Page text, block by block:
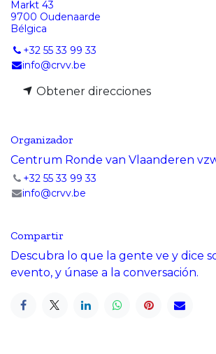
Markt 43
9700 Oudenaarde
Bélgica
+32 55 33 99 33
info@crvv.be
Obtener direcciones
Organizador
Centrum Ronde van Vlaanderen
+32 55 33 99 33
info@crvv.be
Compartir
Descubra lo que la gente ve y dice
evento, y únase a la conversación.